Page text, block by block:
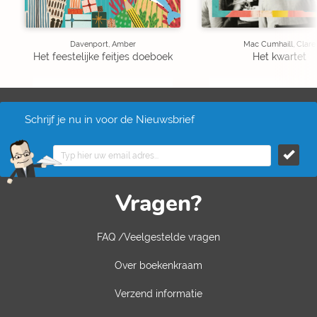
Davenport, Amber
Het feestelijke feitjes doeboek
Mac Cumhaill, Clare
Het kwartet
Schrijf je nu in voor de Nieuwsbrief
Vragen?
FAQ /Veelgestelde vragen
Over boekenkraam
Verzend informatie